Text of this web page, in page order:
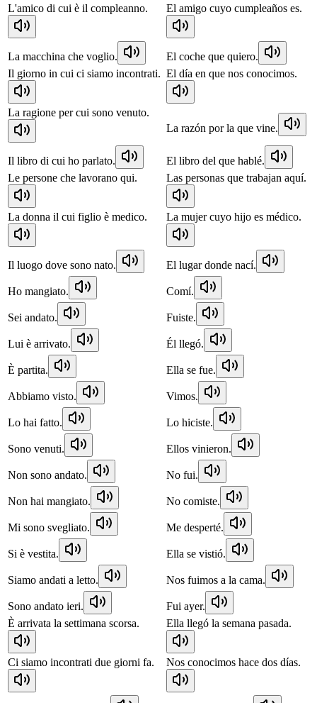
L'amico di cui è il compleanno.
El amigo cuyo cumpleaños es.
La macchina che voglio.
El coche que quiero.
Il giorno in cui ci siamo incontrati. El día en que nos conocimos.
La ragione per cui sono venuto.
La razón por la que vine.
Il libro di cui ho parlato.
El libro del que hablé.
Le persone che lavorano qui.
Las personas que trabajan aquí.
La donna il cui figlio è medico. La mujer cuyo hijo es médico.
Il luogo dove sono nato. El lugar donde nací.
Ho mangiato. Comí.
Sei andato. Fuiste.
Lui è arrivato. Él llegó.
È partita. Ella se fue.
Abbiamo visto. Vimos.
Lo hai fatto. Lo hiciste.
Sono venuti. Ellos vinieron.
Non sono andato. No fui.
Non hai mangiato. No comiste.
Mi sono svegliato. Me desperté.
Si è vestita. Ella se vistió.
Siamo andati a letto. Nos fuimos a la cama.
Sono andato ieri.
Fui ayer.
È arrivata la settimana scorsa.
Ella llegó la semana pasada.
Ci siamo incontrati due giorni fa. Nos conocimos hace dos días.